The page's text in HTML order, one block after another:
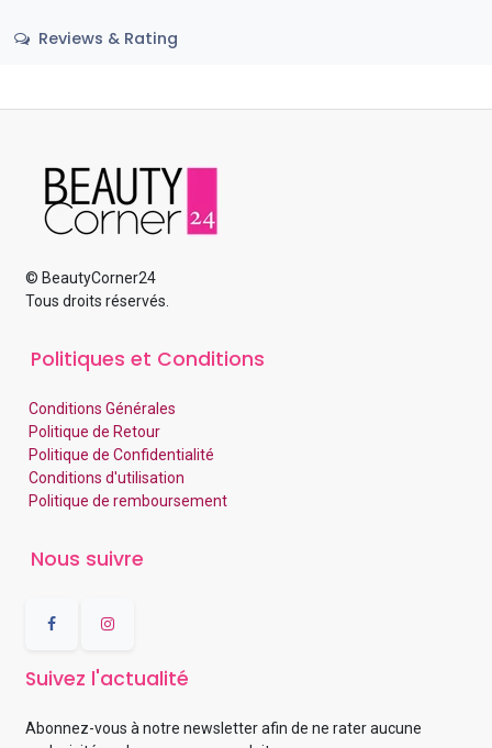
Reviews & Rating
© BeautyCorner24
Tous droits réservés.
Politiques et Conditions
Conditions Générales
Politique de Retour
Politique de Confidentialité
Conditions d'utilisation
Politique de remboursement
Nous suivre
Suivez l'actualité
Abonnez-vous à notre newsletter afin de ne rater aucune